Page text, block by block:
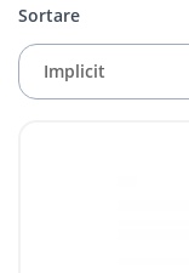
Sortare
Implicit